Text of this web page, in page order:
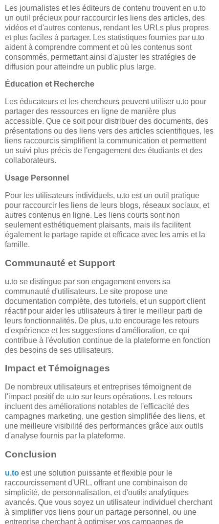
Les journalistes et les éditeurs de contenu trouvent en u.to
un outil précieux pour raccourcir les liens des articles, des
vidéos et d'autres contenus, rendant les URLs plus propres
et plus faciles à partager. Les statistiques fournies par u.to
aident à comprendre comment et où les contenus sont
consommés, permettant ainsi d'ajuster les stratégies de
diffusion pour atteindre un public plus large.
Éducation et Recherche
Les éducateurs et les chercheurs peuvent utiliser u.to pour
partager des ressources en ligne de manière plus
accessible. Que ce soit pour distribuer des documents, des
présentations ou des liens vers des articles scientifiques, les
liens raccourcis simplifient la communication et permettent
un suivi plus précis de l'engagement des étudiants et des
collaborateurs.
Usage Personnel
Pour les utilisateurs individuels, u.to est un outil pratique
pour raccourcir les liens de leurs blogs, réseaux sociaux, et
autres contenus en ligne. Les liens courts sont non
seulement esthétiquement plaisants, mais ils facilitent
également le partage rapide et efficace avec les amis et la
famille.
Communauté et Support
u.to se distingue par son engagement envers sa
communauté d'utilisateurs. Le site propose une
documentation complète, des tutoriels, et un support client
réactif pour aider les utilisateurs à tirer le meilleur parti de
leurs fonctionnalités. De plus, u.to encourage les retours
d'expérience et les suggestions d'amélioration, ce qui
contribue à l'évolution continue de la plateforme en fonction
des besoins de ses utilisateurs.
Impact et Témoignages
De nombreux utilisateurs et entreprises témoignent de
l'impact positif de u.to sur leurs opérations. Les retours
incluent des améliorations notables de l'efficacité des
campagnes marketing, une gestion simplifiée des liens, et
une meilleure visibilité des performances grâce aux outils
d'analyse fournis par la plateforme.
Conclusion
u.to est une solution puissante et flexible pour le
raccourcissement d'URL, offrant une combinaison de
simplicité, de personnalisation, et d'outils analytiques
avancés. Que vous soyez un utilisateur individuel cherchant
à simplifier vos liens pour un partage personnel, ou une
entreprise cherchant à optimiser vos campagnes de